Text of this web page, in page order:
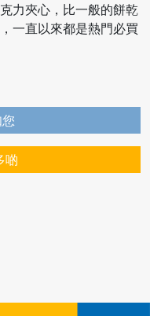
力夾心，比一般的餅乾
一直以來都是熱門必買
啲